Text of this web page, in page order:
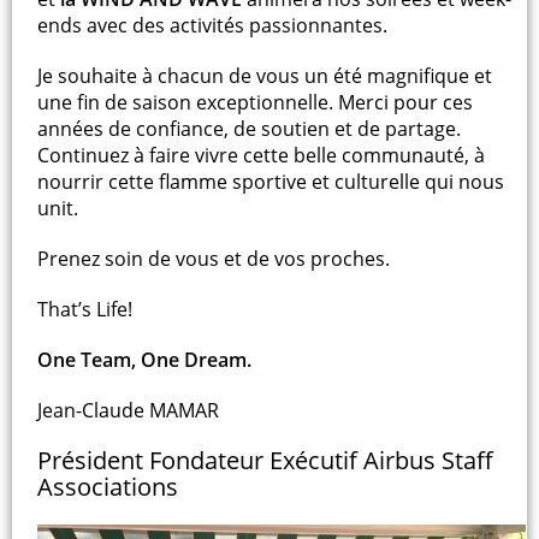
ends avec des activités passionnantes.
Je souhaite à chacun de vous un été magnifique et
une fin de saison exceptionnelle. Merci pour ces
années de confiance, de soutien et de partage.
Continuez à faire vivre cette belle communauté, à
nourrir cette flamme sportive et culturelle qui nous
unit.
Prenez soin de vous et de vos proches.
That’s Life!
One Team, One Dream.
Jean-Claude MAMAR
Président Fondateur Exécutif Airbus Staff
Associations